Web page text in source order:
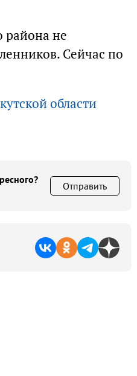
района не
Сейчас по
области
Отправить